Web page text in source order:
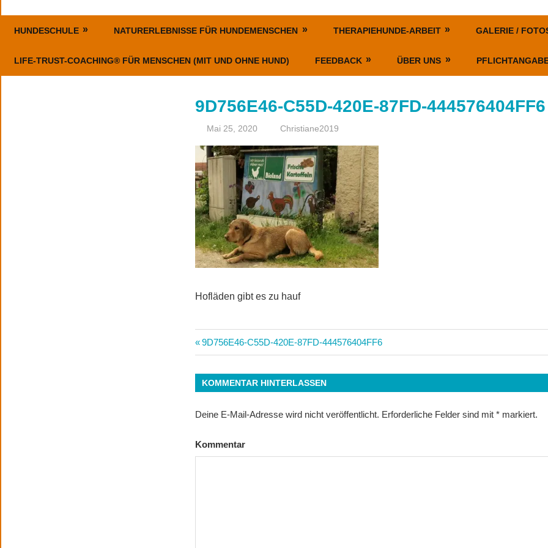
ErlebnisHunde
–
HundeErlebnisse
und
HUNDESCHULE NATURERLEBNISSE FÜR HUNDEMENSCHEN THERAPIEHUNDE-ARBEIT GALERIE /
LIFE-TRUST-COACHING® FÜR MENSCHEN (MIT UND OHNE HUND) FEEDBACK ÜBER UNS
9D756E46-C55D-420E-87FD-444576404FF6
Mai 25, 2020 Christiane2019
Hofläden gibt es zu hauf
Beitrags-
Navigation
Vorheriger
Beitrag:
9D756E46-C55D-420E-87FD-444576404FF6
KOMMENTAR HINTERLASSEN
Deine E-Mail-Adresse wird nicht veröffentlicht. Erforderliche Felder sind mit* markiert.
Kommentar